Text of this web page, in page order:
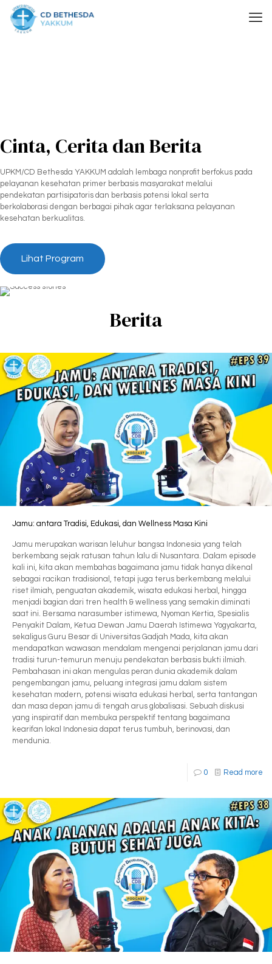
Cinta, Cerita dan Berita
UPKM/CD Bethesda YAKKUM adalah lembaga nonprofit berfokus pada
pelayanan kesehatan primer berbasis masyarakat melalui
pendekatan partisipatoris dan berbasis potensi lokal serta
berkolaborasi dengan berbagai pihak agar terlaksana pelayanan
kesehatan berkualitas.
Lihat Program
Berita
Jamu: antara Tradisi, Edukasi, dan Wellness Masa Kini
Jamu merupakan warisan leluhur bangsa Indonesia yang telah
berkembang sejak ratusan tahun lalu di Nusantara. Dalam episode
kali ini, kita akan membahas bagaimana jamu tidak hanya dikenal
sebagai racikan tradisional, tetapi juga terus berkembang melalui
riset ilmiah, penguatan akademik, wisata edukasi herbal, hingga
menjadi bagian dari tren health & wellness yang semakin diminati
saat ini. Bersama narasumber istimewa, Nyoman Kertia, Spesialis
Penyakit Dalam, Ketua Dewan Jamu Daerah Istimewa Yogyakarta,
sekaligus Guru Besar di Universitas Gadjah Mada, kita akan
mendapatkan wawasan mendalam mengenai perjalanan jamu dari
tradisi turun-temurun menuju pendekatan berbasis bukti ilmiah.
Pembahasan ini akan mengulas peran dunia akademik dalam
pengembangan jamu, peluang integrasi jamu dalam sistem
kesehatan modern, potensi wisata edukasi herbal, serta tantangan
dan masa depan jamu di tengah arus globalisasi. Sebuah diskusi
yang inspiratif dan membuka perspektif tentang bagaimana
kearifan lokal Indonesia dapat terus tumbuh, berinovasi, dan
mendunia.
0 Read more